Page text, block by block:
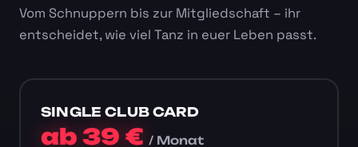
Vom Schnuppern bis zur Mitgliedschaft – ihr
entscheidet, wie viel Tanz in euer Leben passt.
SINGLE CLUB CARD
ab 39 €/ Monat